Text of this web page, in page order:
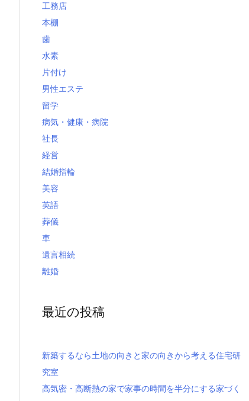
工務店
本棚
歯
水素
片付け
男性エステ
留学
病気・健康・病院
社長
経営
結婚指輪
美容
英語
葬儀
車
遺言相続
離婚
最近の投稿
新築するなら土地の向きと家の向きから考える住宅研
究室
高気密・高断熱の家で家事の時間を半分にする家づく